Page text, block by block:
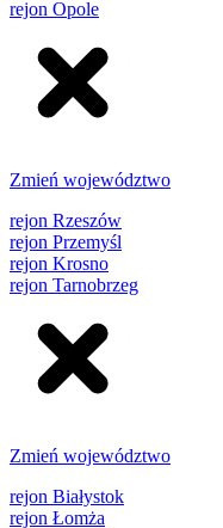
rejon Opole
Zmień województwo
rejon Rzeszów
rejon Przemyśl
rejon Krosno
rejon Tarnobrzeg
Zmień województwo
rejon Białystok
rejon Łomża